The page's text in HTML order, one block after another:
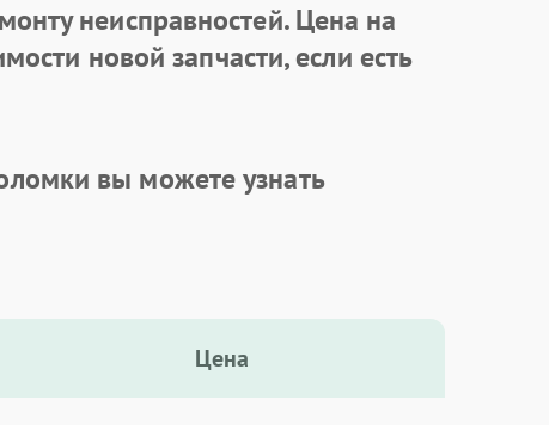
неисправностей. Цена на
новой запчасти, если есть
вы можете узнать
Цена